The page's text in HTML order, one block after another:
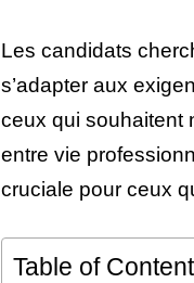
Les candidats
s’adapter aux
ceux qui souhaitent
entre vie
cruciale pour ceux
Table of